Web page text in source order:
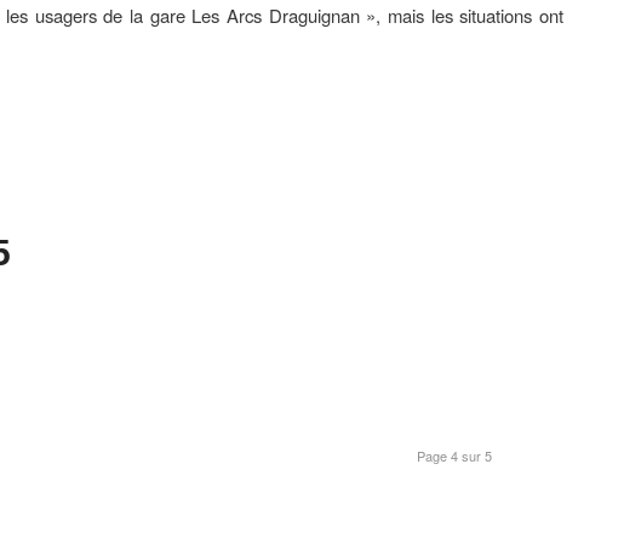
usagers de la gare Les Arcs Draguignan », mais les situations ont
Page 4 sur 5